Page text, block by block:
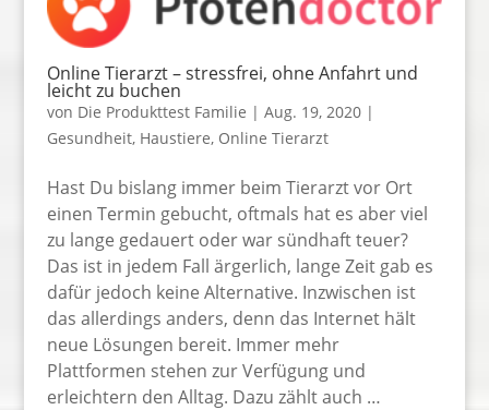
Online Tierarzt – stressfrei, ohne Anfahrt und
leicht zu buchen
von Die Produkttest Familie | Aug. 19, 2020|
Gesundheit, Haustiere, Online Tierarzt
Hast Du bislang immer beim Tierarzt vor Ort
einen Termin gebucht, oftmals hat es aber viel
zu lange gedauert oder war sündhaft teuer?
Das ist in jedem Fall ärgerlich, lange Zeit gab es
dafür jedoch keine Alternative. Inzwischen ist
das allerdings anders, denn das Internet hält
neue Lösungen bereit. Immer mehr
Plattformen stehen zur Verfügung und
erleichtern den Alltag. Dazu zählt auch …